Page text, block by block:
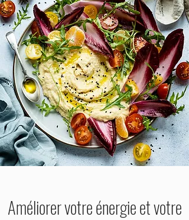
Améliorer votre énergie et votre